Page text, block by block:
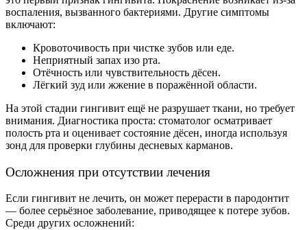
воспаления, вызванного бактериями. Другие симптомы
включают:
Кровоточивость при чистке зубов или еде.
Неприятный запах изо рта.
Отёчность или чувствительность дёсен.
Лёгкий зуд или жжение в поражённой области.
На этой стадии гингивит ещё не разрушает ткани, но требует
внимания. Диагностика проста: стоматолог осматривает
полость рта и оценивает состояние дёсен, иногда используя
зонд для проверки глубины десневых карманов.
Осложнения при отсутствии лечения
Если гингивит не лечить, он может перерасти в пародонтит
— более серьёзное заболевание, приводящее к потере зубов.
Среди других осложнений: